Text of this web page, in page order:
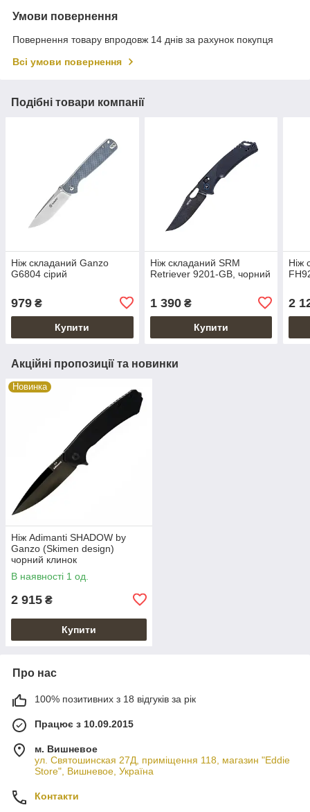
Умови повернення
Повернення товару впродовж 14 днів за рахунок покупця
Всі умови повернення
Подібні товари компанії
Ніж складаний Ganzo
G6804 сірий
979 ₴
Купити
Ніж складаний SRM
Retriever 9201-GB, чорний
1 390₴
Купити
Ніж
2
Акційні пропозиції та новинки
Новинка
Ніж Adimanti SHADOW by
Ganzo (Skimen design)
чорний клинок
В наявності 1 од.
2 915 ₴
Купити
Про нас
100% позитивних з 18 відгуків за рік
Працює з 10.09.2015
м. Вишневое
ул. Святошинская 27Д, приміщення 118, магазин "Eddie
Store", Вишневое, Україна
Контакти